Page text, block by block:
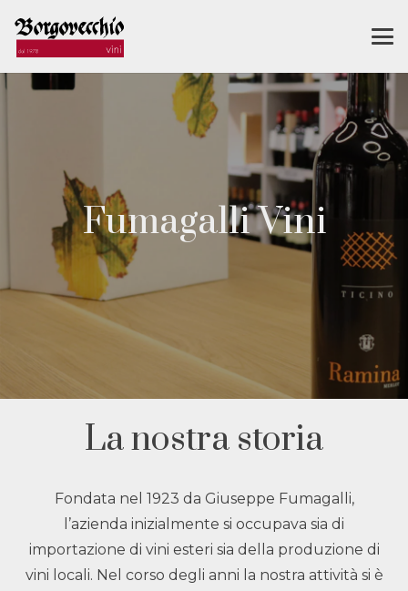
Fumagalli Vini
La nostra storia
Fondata nel 1923 da Giuseppe Fumagalli,
l’azienda inizialmente si occupava sia di
importazione di vini esteri sia della produzione di
vini locali. Nel corso degli anni la nostra attività si è